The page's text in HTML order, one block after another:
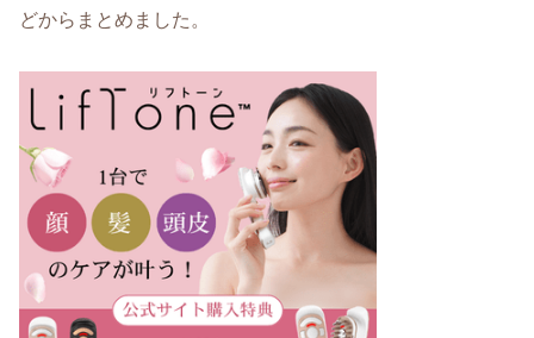
どからまとめました。